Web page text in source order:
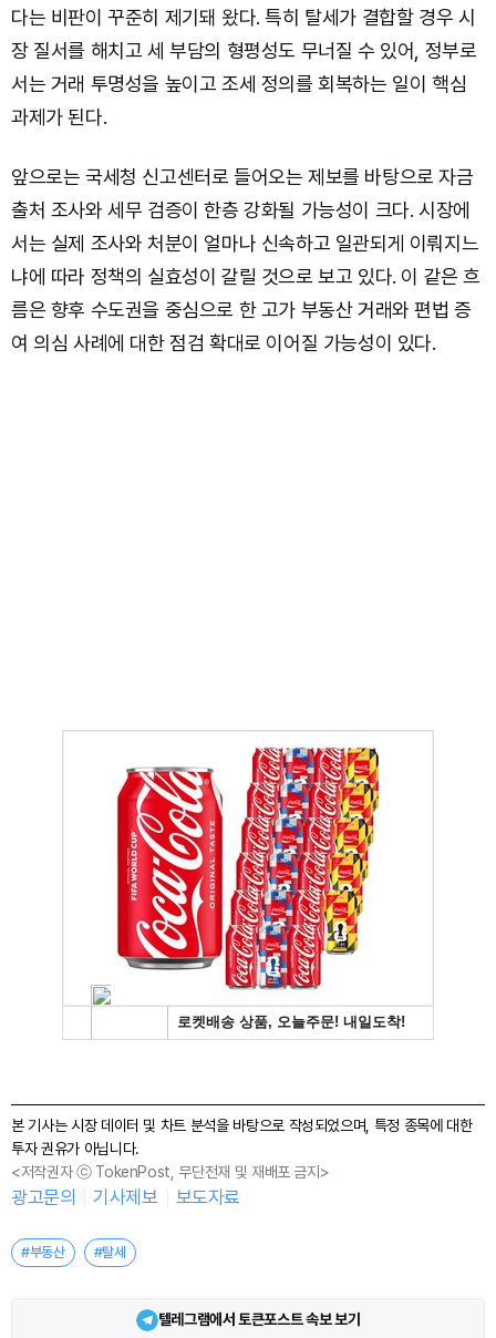
다는 비판이 꾸준히 제기돼 왔다. 특히 탈세가 결합할 경우 시
장 질서를 해치고 세 부담의 형평성도 무너질 수 있어, 정부로
서는 거래 투명성을 높이고 조세 정의를 회복하는 일이 핵심
과제가 된다.
앞으로는 국세청 신고센터로 들어오는 제보를 바탕으로 자금
출처 조사와 세무 검증이 한층 강화될 가능성이 크다. 시장에
서는 실제 조사와 처분이 얼마나 신속하고 일관되게 이뤄지느
냐에 따라 정책의 실효성이 갈릴 것으로 보고 있다. 이 같은 흐
름은 향후 수도권을 중심으로 한 고가 부동산 거래와 편법 증
여 의심 사례에 대한 점검 확대로 이어질 가능성이 있다.
본 기사는 시장 데이터 및 차트 분석을 바탕으로 작성되었으며, 특정 종목에 대한
투자 권유가 아닙니다.
<저작권자 ⓒ TokenPost, 무단전재 및 재배포 금지>
광고문의 기사제보 보도자료
#부동산 #탈세
텔레그램에서 토큰포스트 속보 보기